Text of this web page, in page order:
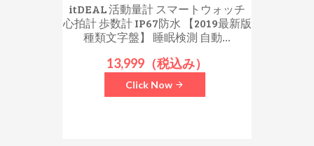
itDEAL 活動量計 スマートウォッチ
心拍計 歩数計 IP67防水 【2019最新版
種類文字盤】 睡眠検測 自動...
13,999（税込み）
Click Now